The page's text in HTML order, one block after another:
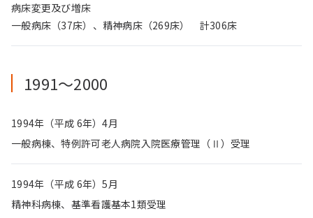
病床変更及び増床
一般病床（37床）、精神病床（269床） 計306床
1991〜2000
1994年（平成 6年）4月
一般病棟、特例許可老人病院入院医療管理（Ⅱ）受理
1994年（平成 6年）5月
精神科病棟、基準看護基本1類受理